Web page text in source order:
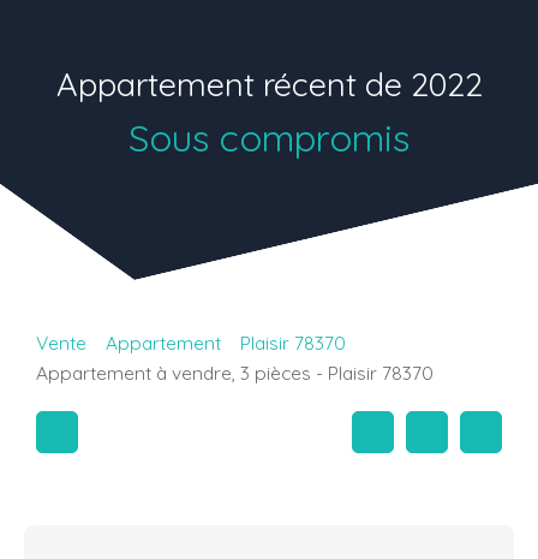
Appartement récent de 2022
Sous compromis
Vente Appartement
Plaisir 78370
Appartement à vendre, 3 pièces - Plaisir 78370